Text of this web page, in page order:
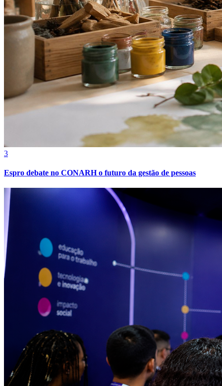
Internacional
Atlético-MG
3
Espro debate no CONARH o futuro da gestão de pessoas